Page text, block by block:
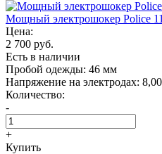
Мощный электрошокер Police
Цена:
2 700 руб.
Есть в наличии
Пробой одежды: 46 мм
Напряжение на электродах:
Количество:
-
+
Купить